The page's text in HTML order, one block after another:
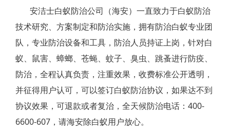
泰州白蚁防治
兴化白蚁防治
靖江白蚁防治
泰兴白蚁防治
扬州白蚁防治
宝应白蚁防治
安洁士白蚁防治公司（海安）一直致力于白蚁防治
技术研究、方案制定和防治实施，拥有防治白蚁专业团
队，专业防治设备和工具，防治人员持证上岗，针对白
蚁、鼠害、蟑螂、苍蝇、蚊子、臭虫、跳蚤进行防疫、
防治，全程认真负责，注重效果，收费标准公开透明，
并征得用户认可，可以签订白蚁防治协议，如果达不到
协议效果，可退款或者复治，全天候防治电话：400-
6600-607，请海安除白蚁用户放心。